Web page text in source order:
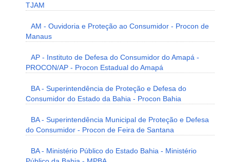
TJAM
AM - Ouvidoria e Proteção ao Consumidor - Procon de
Manaus
AP - Instituto de Defesa do Consumidor do Amapá -
PROCON/AP - Procon Estadual do Amapá
BA - Superintendência de Proteção e Defesa do
Consumidor do Estado da Bahia - Procon Bahia
BA - Superintendência Municipal de Proteção e Defesa
do Consumidor - Procon de Feira de Santana
BA - Ministério Público do Estado Bahia - Ministério